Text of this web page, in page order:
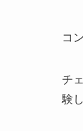
コ
チ
験